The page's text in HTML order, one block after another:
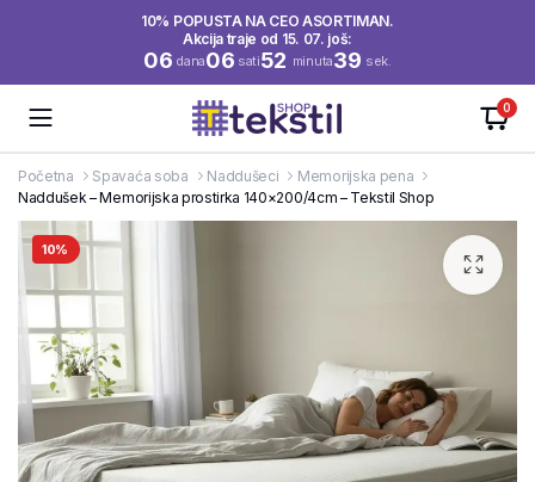
10% POPUSTA NA CEO ASORTIMAN.
Akcija traje od 15. 07. još:
06 dana06 sati52 minuta39 sek.
0
Početna Spavaća soba Naddušeci
Memorijska pena
Naddušek – Memorijska prostirka 140×200/4cm – Tekstil Shop
10%